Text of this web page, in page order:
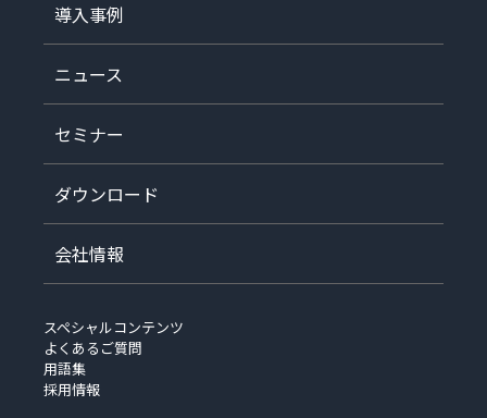
導入事例
ニュース
セミナー
ダウンロード
会社情報
スペシャルコンテンツ
よくあるご質問
用語集
採用情報